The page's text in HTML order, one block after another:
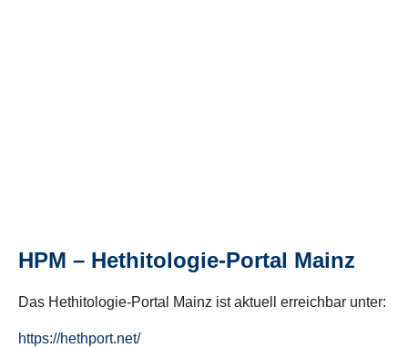
HPM – Hethitologie-Portal Mainz
Das Hethitologie-Portal Mainz ist aktuell erreichbar unter:
https://hethport.net/